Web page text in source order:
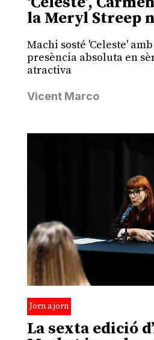
la Meryl Streep
Machi sosté 'Celeste'
presència absoluta en
atractiva
Vicent Marco
Jorn a jorn
La sexta edició